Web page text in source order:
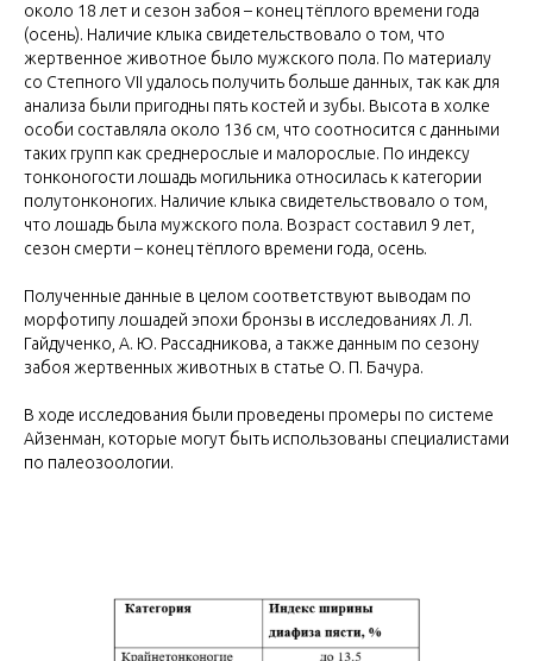
около 18 лет и сезон забоя – конец тёплого времени года
(осень). Наличие клыка свидетельствовало о том, что
жертвенное животное было мужского пола. По материалу
со Степного VII удалось получить больше данных, так как для
анализа были пригодны пять костей и зубы. Высота в холке
особи составляла около 136 см, что соотносится с данными
таких групп как среднерослые и малорослые. По индексу
тонконогости лошадь могильника относилась к категории
полутонконогих. Наличие клыка свидетельствовало о том,
что лошадь была мужского пола. Возраст составил 9 лет,
сезон смерти – конец тёплого времени года, осень.
Полученные данные в целом соответствуют выводам по
морфотипу лошадей эпохи бронзы в исследованиях Л. Л.
Гайдученко, А. Ю. Рассадникова, а также данным по сезону
забоя жертвенных животных в статье О. П. Бачура.
В ходе исследования были проведены промеры по системе
Айзенман, которые могут быть использованы специалистами
по палеозоологии.